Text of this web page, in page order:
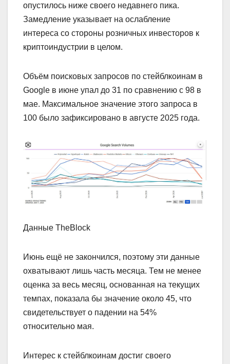
опустилось ниже своего недавнего пика.
Замедление указывает на ослабление
интереса со стороны розничных инвесторов к
криптоиндустрии в целом.
Объём поисковых запросов по стейблкоинам в
Google в июне упал до 31 по сравнению с 98 в
мае. Максимальное значение этого запроса в
100 было зафиксировано в августе 2025 года.
Данные TheBlock
Июнь ещё не закончился, поэтому эти данные
охватывают лишь часть месяца. Тем не менее
оценка за весь месяц, основанная на текущих
темпах, показала бы значение около 45, что
свидетельствует о падении на 54%
относительно мая.
Интерес к стейблкоинам достиг своего